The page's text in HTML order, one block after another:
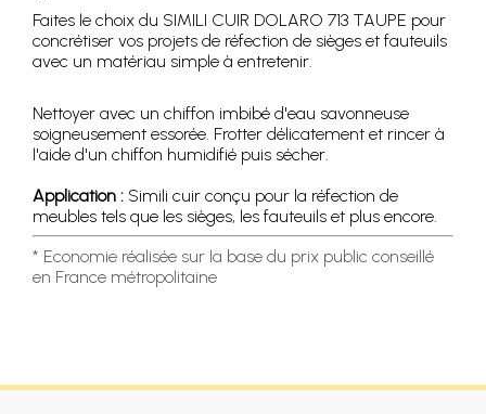
Faites le choix du SIMILI CUIR DOLARO 713 TAUPE pour
concrétiser vos projets de réfection de sièges et fauteuils
avec un matériau simple à entretenir.
Nettoyer avec un chiffon imbibé d'eau savonneuse
soigneusement essorée. Frotter délicatement et rincer à
l'aide d'un chiffon humidifié puis sécher.
Application : Simili cuir conçu pour la réfection de
meubles tels que les sièges, les fauteuils et plus encore.
* Economie réalisée sur la base du prix public conseillé
en France métropolitaine